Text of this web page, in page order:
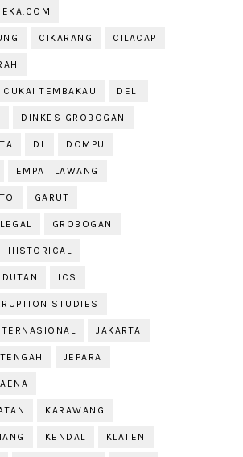
CIKARANG CILACAP
TEMBAKAU DELI
DINKES GROBOGAN
DL DOMPU
EMPAT LAWANG
GARUT
GROBOGAN
HISTORICAL
ICS
STUDIES
JAKARTA
JEPARA
KARAWANG
KENDAL KLATEN